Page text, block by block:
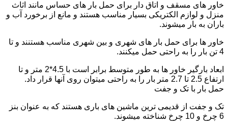
خاور های مسقف و اتاق دار برای حمل بار های حساس مانند اثاث
منزل و لوازم الکتریکی بسیار مناسب هستند و مانع از برخورد آب و
باران به بار میشوند.
خاور ها برای حمل بار های شهری و بین شهری مناسب هستنند و تا
4 تن بار را به راحتی حمل میکنند.
ابعاد بارگیر خاور ها به طور متوسط برابر است با 4.5*2 متر و تا
ارتفاع 2.5 تا 2.7 متر بار را به راحتی میتوان روی آنها قرار داد.
حمل بار با تک و جفت
تک و جفت از قدیمی ترین ماشین های باری هستند که به عنوان بنز
6 چرخ و 10 چرخ شناخته میشوند.